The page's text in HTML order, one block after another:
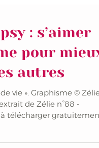
: s’aimer
pour mieux
autres
de Zélie n°88 -